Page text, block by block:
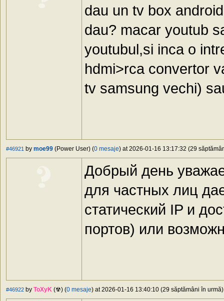
dau un tv box
dau? macar youtub
youtubul,si inca o
hdmi>rca convertor
tv samsung vechi)
#46921 by moe99 (Power User) (0 mesaje) at 2026-01-16 13:17:32 (29
Добрый день
для частных лиц
статический IP и
портов) или
#46922 by ToXyK (☢) (0 mesaje) at 2026-01-16 13:40:10 (29 săptămâni în urmă)